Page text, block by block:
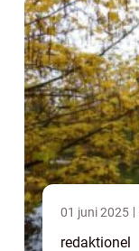
01 juni 2025
redaktionel